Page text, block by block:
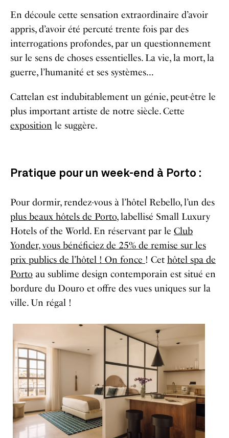
En découle cette sensation extraordinaire d’avoir
appris, d’avoir été percuté trente fois par des
interrogations profondes, par un questionnement
sur le sens de choses essentielles. La vie, la mort, la
guerre, l’humanité et ses systèmes…
Cattelan est indubitablement un génie, peut-être le
plus important artiste de notre siècle. Cette
exposition le suggère.
Pratique pour un week-end à Porto :
Pour dormir, rendez-vous à l’hôtel Rebello, l’un des
plus beaux hôtels de Porto, labellisé Small Luxury
Hotels of the World. En réservant par le Club
Yonder, vous bénéficiez de 25% de remise sur les
prix publics de l’hôtel ! On fonce ! Cet hôtel spa de
Porto au sublime design contemporain est situé en
bordure du Douro et offre des vues uniques sur la
ville. Un régal !